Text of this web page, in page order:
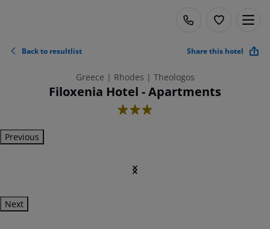
Back to resultlist Share this hotel
Greece | Rhodes | Theologos
Filoxenia Hotel - Apartments
3
Previous
Next